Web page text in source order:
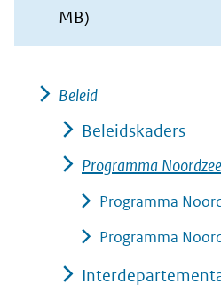
MB)
Beleid
Beleidskaders
Programma Noordzee
Programma
Programma